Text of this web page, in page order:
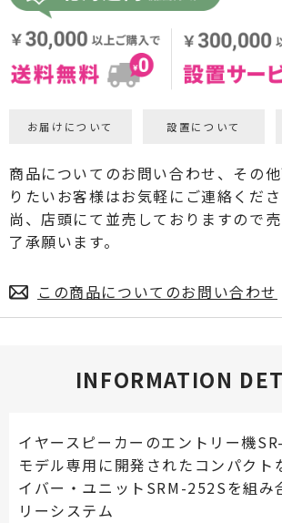
お届けについて 設置について
商品についてのお問い合わせ、その
りたいお客様はお気軽にご連絡くださ
尚、店頭にて並売しておりますので
了承願います。
この商品についてのお問い合わせ
INFORMATION
イヤースピーカーのエントリー機
モデル専用に開発されたコンパクト
イバー・ユニットSRM-252Sを組み
リーシステム